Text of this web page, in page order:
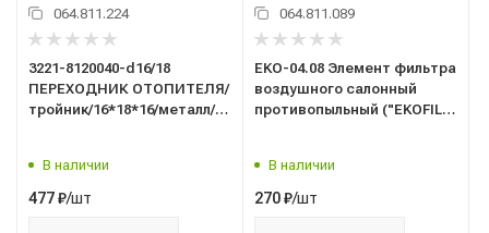
064.811.224
3221-8120040-d16/18
ПЕРЕХОДНИК ОТОПИТЕЛЯ/
тройник/16*18*16/металл/
В наличии
477₽/шт
064.811.089
EKO-04.08 Элемент фильтра
воздушного салонный
противопыльный ("EKOFIL")
(NF6010, GB9950, SA1363,
3302-8122010)
В наличии
270₽/шт